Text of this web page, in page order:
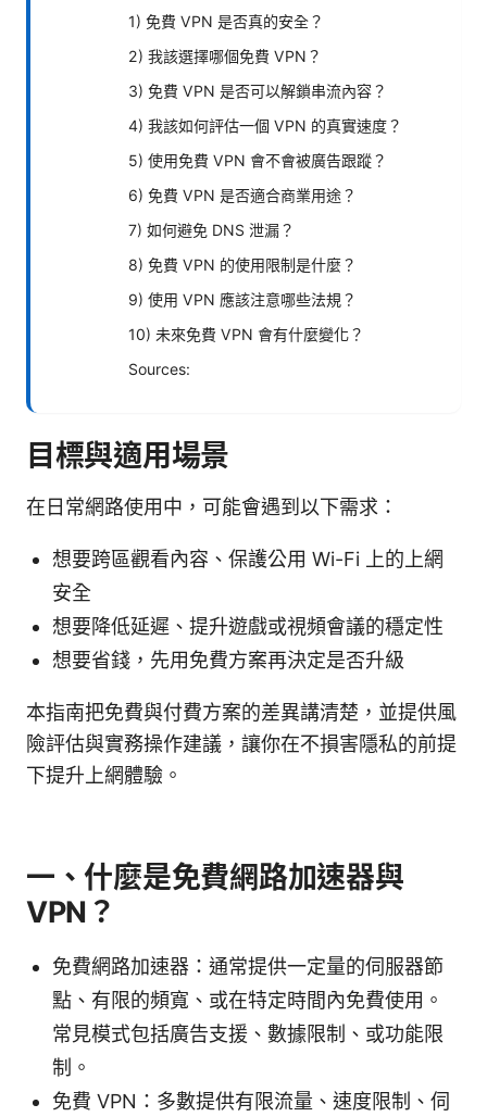
1) 免費 VPN 是否真的安全？
2) 我該選擇哪個免費 VPN？
3) 免費 VPN 是否可以解鎖串流內容？
4) 我該如何評估一個 VPN 的真實速度？
5) 使用免費 VPN 會不會被廣告跟蹤？
6) 免費 VPN 是否適合商業用途？
7) 如何避免 DNS 泄漏？
8) 免費 VPN 的使用限制是什麼？
9) 使用 VPN 應該注意哪些法規？
10) 未來免費 VPN 會有什麼變化？
Sources:
目標與適用場景
在日常網路使用中，可能會遇到以下需求：
想要跨區觀看內容、保護公用 Wi-Fi 上的上網
安全
想要降低延遲、提升遊戲或視頻會議的穩定性
想要省錢，先用免費方案再決定是否升級
本指南把免費與付費方案的差異講清楚，並提供風
險評估與實務操作建議，讓你在不損害隱私的前提
下提升上網體驗。
一、什麼是免費網路加速器與
VPN？
免費網路加速器：通常提供一定量的伺服器節
點、有限的頻寬、或在特定時間內免費使用。
常見模式包括廣告支援、數據限制、或功能限
制。
免費 VPN：多數提供有限流量、速度限制、伺